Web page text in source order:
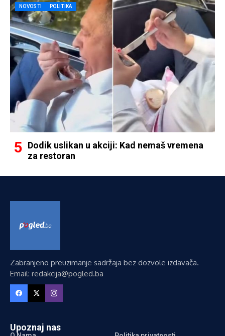
NOVOSTI POLITIKA
Dodik uslikan u akciji: Kad nemaš vremena
za restoran
Zabranjeno preuzimanje sadržaja bez dozvole izdavača.
Email: redakcija@pogled.ba
Upoznaj nas